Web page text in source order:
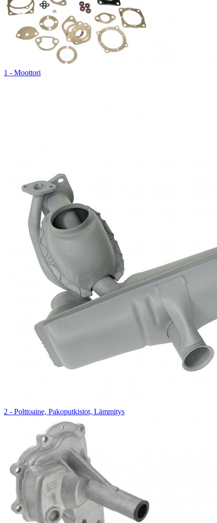
1 - Moottori
2 - Polttoaine, Pakoputkistot, Lämmitys